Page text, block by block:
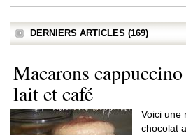
DERNIERS ARTICLES (169)
Macarons
lait et café
Voici une
chocolat